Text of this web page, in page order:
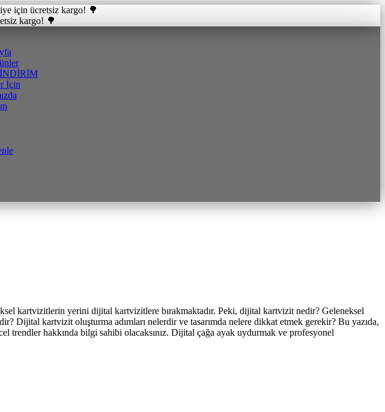
için ücretsiz kargo! 🌳
kargo! 🌳
İNDİRİM
İçin
kartvizitlerin yerini dijital kartvizitlere bırakmaktadır. Peki, dijital kartvizit nedir? Geleneksel
Dijital kartvizit oluşturma adımları nelerdir ve tasarımda nelere dikkat etmek gerekir? Bu yazıda,
trendler hakkında bilgi sahibi olacaksınız. Dijital çağa ayak uydurmak ve profesyonel